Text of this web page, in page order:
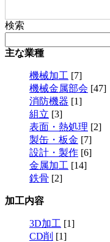
検索
主な業種
機械加工 [7]
機械金属部会 [47]
消防機器 [1]
組立 [3]
表面・熱処理 [2]
製缶・板金 [7]
設計・製作 [6]
金属加工 [14]
鉄骨 [2]
加工内容
3D加工 [1]
CD削 [1]